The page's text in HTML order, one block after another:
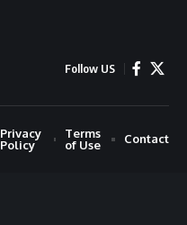
Follow US
Privacy
Policy
Terms
of Use
Contact